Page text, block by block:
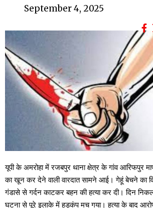
September 4, 2025
यूपी के अमरोहा में रजबपुर थाना क्षेत्र के गांव आरिफपुर
का खून कर देने वाली वारदात सामने आई। गेहूं बेचने का
गंडासे से गर्दन काटकर बहन की हत्या कर दी। दिन
घटना से पूरे इलाके में हड़कंप मच गया। हत्या के बाद